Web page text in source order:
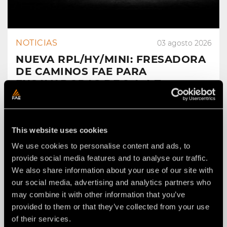
This website uses cookies
We use cookies to personalise content and ads, to
provide social media features and to analyse our traffic.
We also share information about your use of our site with
our social media, advertising and analytics partners who
may combine it with other information that you’ve
provided to them or that they’ve collected from your use
of their services.
NOTICIAS 03 agosto 2026
NUEVA RPL/HY/MINI: FRESADORA
DE CAMINOS FAE PARA
EXCAVADORAS DE 2 A 4 T.